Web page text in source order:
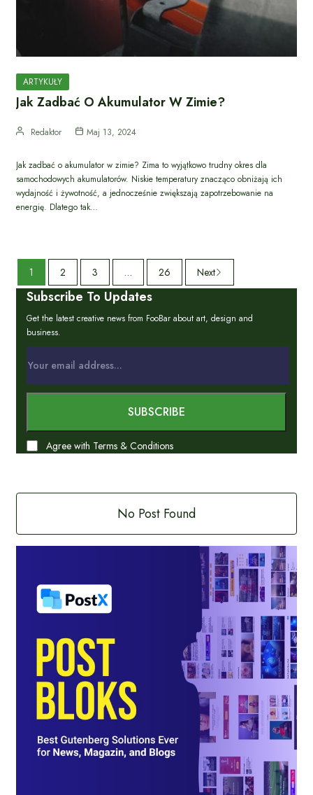
ARTYKUŁY
Jak Zadbać O Akumulator W Zimie?
Redaktor Maj 13, 2024
Jak zadbać o akumulator w zimie? Zima to wyjątkowo trudny okres dla
samochodowych akumulatorów. Niskie temperatury znacząco obniżają ich
wydajność i żywotność, a jednocześnie zwiększają zapotrzebowanie na
energię. Dlatego tak…
1 2 3 … 26 Next
Subscribe To Updates
Get the latest creative news from FooBar about art, design and
business.
Agree with Terms & Conditions
No Post Found